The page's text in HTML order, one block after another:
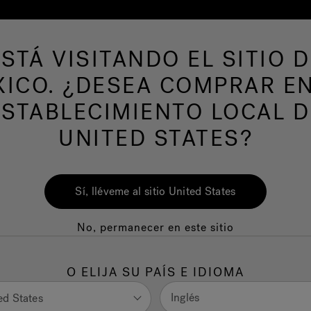
productos SPAS DE NATACION Nuestra
VISITANDO EL SITIO
¿DESEA COMPRAR
LOCAL
UNITED STATES?
Sí, lléveme al sitio United States
No, permanecer en este sitio
O ELIJA SU PAÍS E IDIOMA
States Inglés